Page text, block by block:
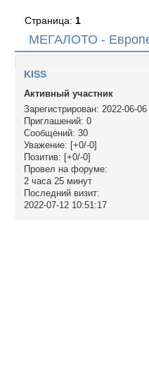
МЕГАЛОТО -
Страница: 1
KISS
Активный участник
Зарегистрирован: 2022-06-06
Приглашений: 0
Сообщений: 30
Уважение: [+0/-0]
Позитив: [+0/-0]
Провел на форуме:
2 часа 25 минут
Последний визит:
2022-07-12 10:51:17